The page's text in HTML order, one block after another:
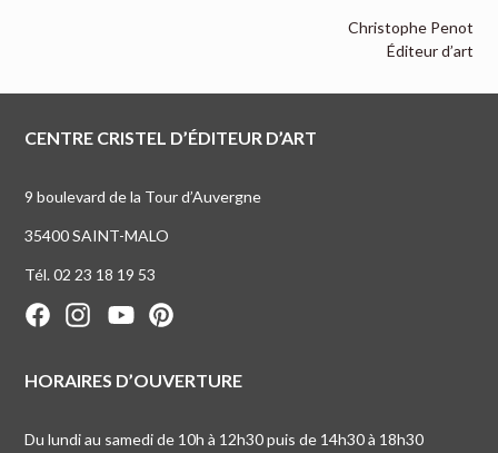
Christophe Penot
Éditeur d’art
CENTRE CRISTEL D’ÉDITEUR D’ART
9 boulevard de la Tour d’Auvergne
35400 SAINT-MALO
Tél. 02 23 18 19 53
HORAIRES D’OUVERTURE
Du lundi au samedi de 10h à 12h30 puis de 14h30 à 18h30